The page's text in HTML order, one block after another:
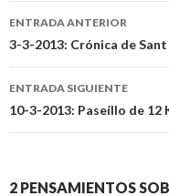
Ir
a
la
entrada
ENTRADA ANTERIOR
3-3-2013: Crónica de
ENTRADA SIGUIENTE
10-3-2013: Paseíllo de
2 PENSAMIENTOS